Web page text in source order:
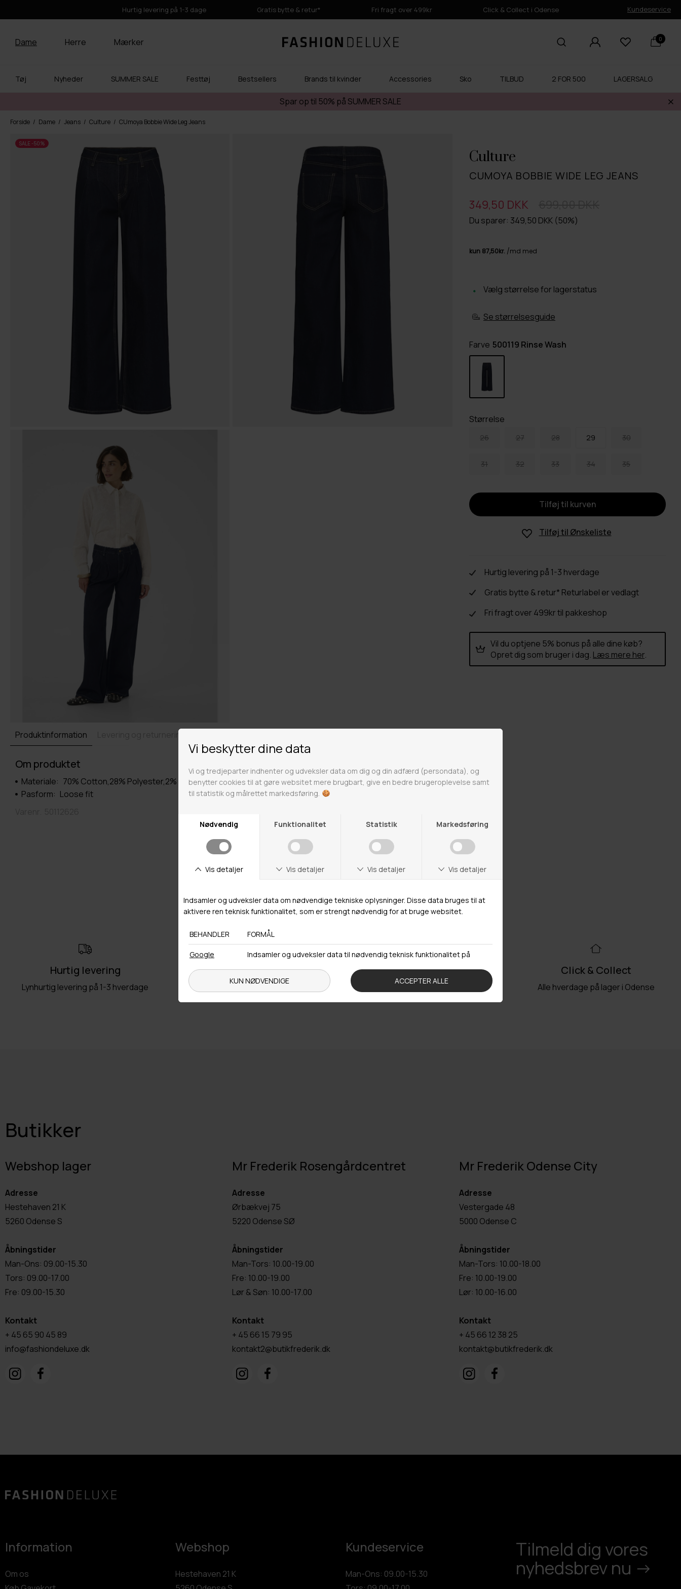
Hurtig levering på 1-3 dage Gratis bytte & retur* Fri fragt over 499kr Click & Collect i Odense Kundeservice
Dame Herre Mærker 0
Tøj Nyheder SUMMER SALE Festtøj Bestsellers Brands til kvinder Accessories Sko TILBUD 2 FOR 500 LAGERSALG
Spar op til 50% på SUMMER SALE
Forside Dame Jeans Culture CUmoya Bobbie Wide Leg Jeans
Culture
CUMOYA BOBBIE WIDE LEG JEANS
Du sparer: 349,50 DKK (50%)
349,50 DKK
Vælg størrelse for lagerstatus
Se størrelsesguide
Farve 500119 Rinse Wash
Størrelse
26 27 28 29 30
31 32 33 34 35
Tilføj til Ønskeliste
Hurtig levering på 1-3 hverdage
Gratis bytte & retur* Returlabel er vedlagt
Fri fragt over 499kr til pakkeshop
Vil du optjene 5% bonus på alle dine køb?
Opret dig som bruger i dag. Læs mere her.
SALE -50%
Produktinformation Levering og returnering
Om produktet
Materiale: 70% Cotton,28% Polyester,2% Elastane
Pasform: Loose fit
Culture er for dem, der ønsker at skille sig ud fra
mængden og udstråle selvstændighed og
forskellige kulturer og subkulturer, og som blander
disse elementer sammen for at skabe en unik stil. Alt
er designet med fokus på detaljer og kvalitet, og der
er altid noget for enhver smag.
Hurtig levering
Lynhurtig levering på 1-3 hverdage
Returlabel vedlagt
Fri retur på ikke nedsatte varer
Fri fragt over 499kr
Gratis til GLS & DAO pakkeshop
Click & Collect
Alle hverdage på lager i Odense
Butikker
Webshop lager
Adresse
Hestehaven 21 K
5260 Odense S
Åbningstider
Man-Ons: 09.00-15.30
Tors: 09.00-17.00
Fre: 09.00-15.30
Kontakt
+ 45 65 90 45 89
info@fashiondeluxe.dk
Mr Frederik Rosengårdcentret
Adresse
Ørbækvej 75
5220 Odense SØ
Åbningstider
Man-Tors: 10.00-19.00
Fre: 10.00-19.00
Lør & Søn: 10.00-17.00
Kontakt
+ 45 66 15 79 95
kontakt2@butikfrederik.dk
Mr Frederik Odense City
Adresse
Vestergade 48
5000 Odense C
Åbningstider
Man-Tors: 10.00-18.00
Fre: 10.00-19.00
Lør: 10.00-16.00
Kontakt
+ 45 66 12 38 25
kontakt@butikfrederik.dk
Information
Om os
Webshop
Hestehaven 21 K
Kundeservice
Man-Ons: 09.00-15.30
Tilmeld dig vores
nyhedsbrev nu ->